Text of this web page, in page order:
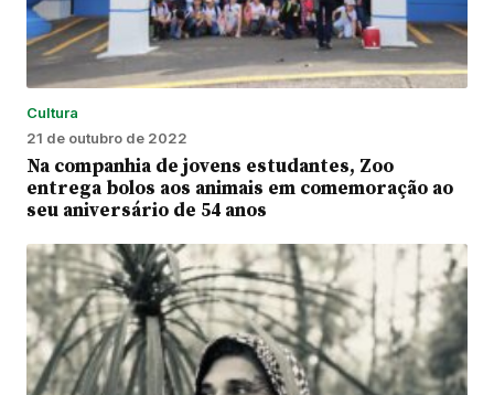
Cultura
21 de outubro de 2022
Na companhia de jovens estudantes, Zoo
entrega bolos aos animais em comemoração ao
seu aniversário de 54 anos